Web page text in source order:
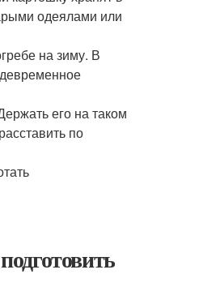
одеялами или
на зиму. В
его на таком
по